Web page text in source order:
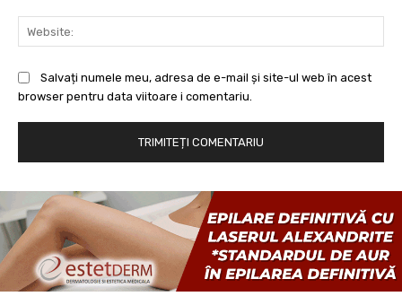
Salvați numele meu, adresa de e-mail și site-ul web în acest
browser pentru data viitoare i comentariu.